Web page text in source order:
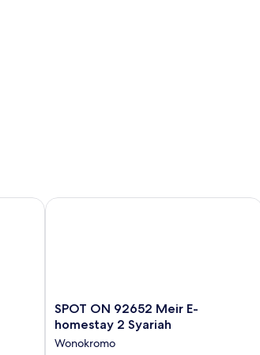
SPOT
ON
Meir
SPOT ON 92652 Meir E-
homestay 2 Syariah
Wonokromo
SPOT ON 92652 Meir E-homestay 2